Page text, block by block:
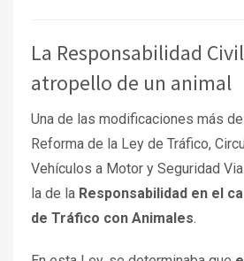
La Responsabilidad
atropello de un animal
Una de las modificaciones más
Reforma de la Ley de Tráfico,
Vehículos a Motor y Seguridad
la de la Responsabilidad en el
de Tráfico con Animales.